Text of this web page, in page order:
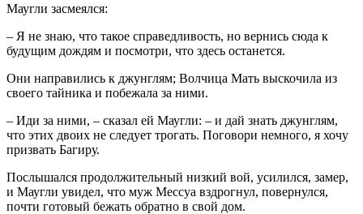
Маугли засмеялся:
– Я не знаю, что такое справедливость, но вернись сюда к
будущим дождям и посмотри, что здесь останется.
Они направились к джунглям; Волчица Мать выскочила из
своего тайника и побежала за ними.
– Иди за ними, – сказал ей Маугли: – и дай знать джунглям,
что этих двоих не следует трогать. Поговори немного, я хочу
призвать Багиру.
Послышался продолжительный низкий вой, усилился, замер,
и Маугли увидел, что муж Мессуа вздрогнул, повернулся,
почти готовый бежать обратно в свой дом.